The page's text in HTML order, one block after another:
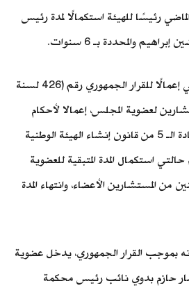
رئيسًا للهيئة استكمالًا لمدة رئيس
والمحددة بـ 6 سنوات.
تشكيل الهيئة الجديد يأتي إعمالًا للقرار الجمهوري رقم (426 لسنة
5 من المستشارين لعضوية المجلس، إعمالا لأحكام
المادة 209 من الدستور، والمادة الـ 5 من قانون إنشاء الهيئة الوطنية
استكمال المدة المتبقية للعضوية
من المستشارين الأعضاء، وانتهاء المدة
بموجب القرار الجمهوري، يدخل عضوية
حازم بدوي نائب رئيس محكمة